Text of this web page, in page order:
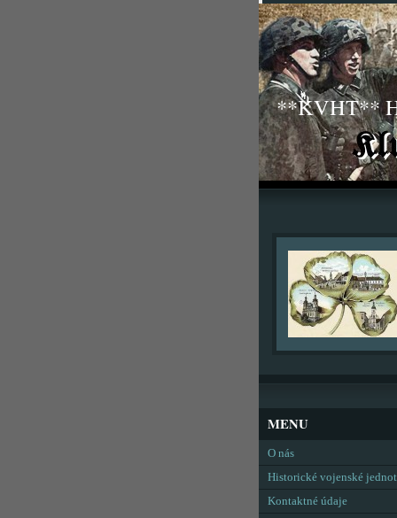
**KVHT**
MENU
O nás
Historické vojenské
Kontaktné údaje